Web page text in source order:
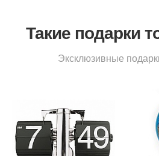
Такие подарки
Эксклюзивные